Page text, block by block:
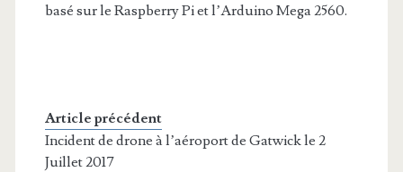
basé sur le Raspberry Pi et l’Arduino Mega 2560.
Article précédent
Incident de drone à l’aéroport de Gatwick le 2
Juillet 2017